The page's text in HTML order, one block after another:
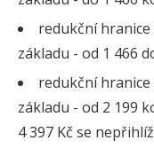
redukční
základu - od 1 466
redukční
základu - od 2 199
4 397 Kč se